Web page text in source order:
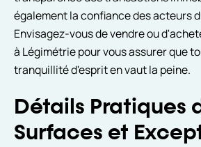
également la confiance des acteurs
Envisagez-vous de vendre ou
à Légimétrie pour vous assurer que
tranquillité d'esprit en vaut la peine.
Détails Pratiques
Surfaces et